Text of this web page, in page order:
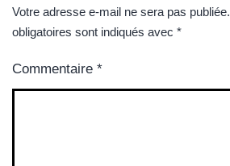
Votre adresse e-mail ne sera pas publiée.
obligatoires sont indiqués avec *
Commentaire *